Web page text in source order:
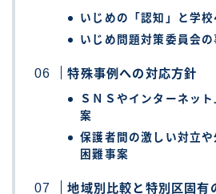
いじめの「認知」と学
いじめ問題対策委員会
特殊事例への対応方針
ＳＮＳやインターネッ
案
保護者間の激しい対立
困難事案
地域別比較と特別区固有